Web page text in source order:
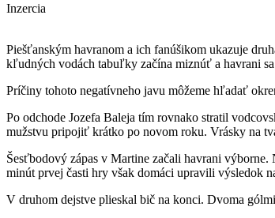
Inzercia
Piešťanským havranom a ich fanúšikom ukazuje
kľudných vodách tabuľky začína miznúť a havrani
Príčiny tohoto negatívneho javu môžeme hľadať
Po odchode Jozefa Baleja tím rovnako stratil
mužstvu pripojiť krátko po novom roku. Vrásky na
Šesťbodový zápas v Martine začali havrani
minút prvej časti hry však domáci upravili výsledok
V druhom dejstve plieskal bič na konci. Dvoma